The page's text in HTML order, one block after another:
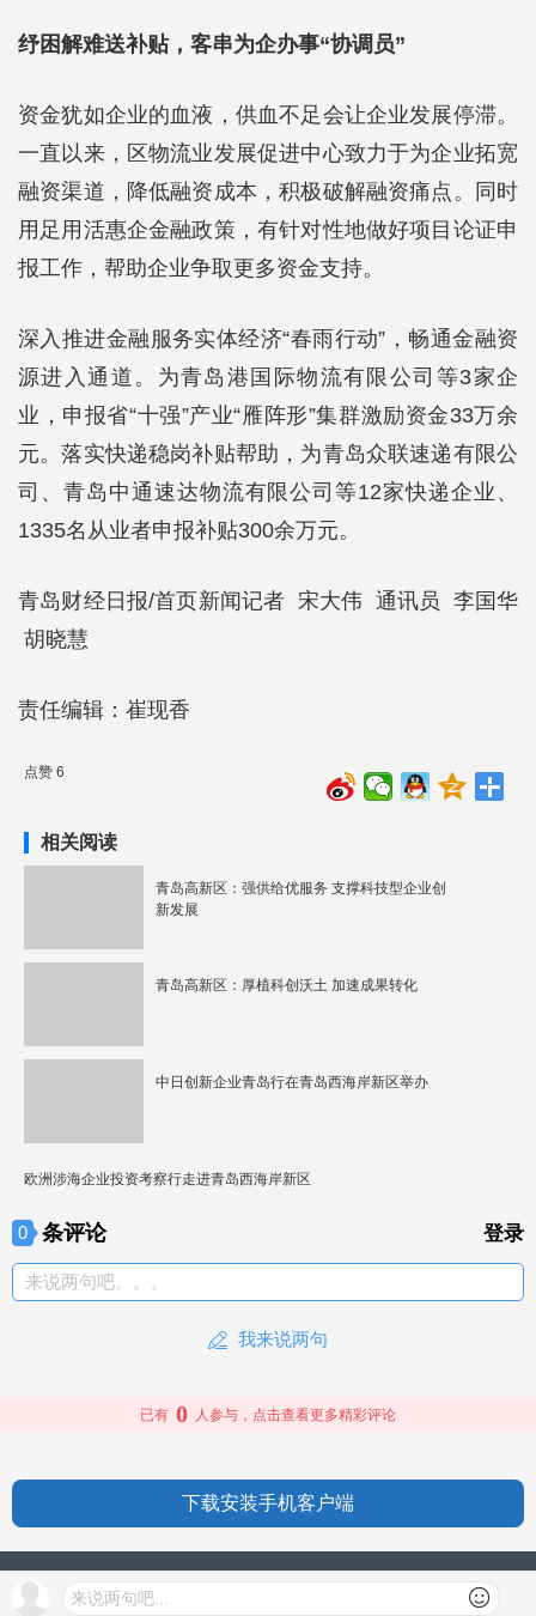
纾困解难送补贴，客串为企办事“协调员”
资金犹如企业的血液，供血不足会让企业发展停滞。
一直以来，区物流业发展促进中心致力于为企业拓宽
融资渠道，降低融资成本，积极破解融资痛点。同时
用足用活惠企金融政策，有针对性地做好项目论证申
报工作，帮助企业争取更多资金支持。
深入推进金融服务实体经济“春雨行动”，畅通金融资
源进入通道。为青岛港国际物流有限公司等3家企
业，申报省“十强”产业“雁阵形”集群激励资金33万余
元。落实快递稳岗补贴帮助，为青岛众联速递有限公
司、青岛中通速达物流有限公司等12家快递企业、
1335名从业者申报补贴300余万元。
青岛财经日报/首页新闻记者 宋大伟 通讯员 李国华
胡晓慧
责任编辑：崔现香
点赞 6
相关阅读
青岛高新区：强供给优服务 支撑科技型企业创
新发展
青岛高新区：厚植科创沃土 加速成果转化
中日创新企业青岛行在青岛西海岸新区举办
欧洲涉海企业投资考察行走进青岛西海岸新区
0 条评论 登录
来说两句吧。。。
我来说两句
来说两句吧...
已有 0 人参与，点击查看更多精彩评论
下载安装手机客户端
授权信息